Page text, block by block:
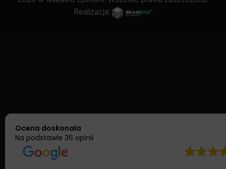
Realizacja:
Ocena doskonała
Na podstawie 36 opinii